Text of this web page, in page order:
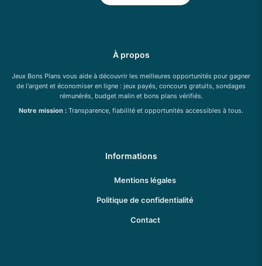
À propos
Jeux Bons Plans vous aide à découvrir les meilleures opportunités pour gagner
de l'argent et économiser en ligne : jeux payés, concours gratuits, sondages
rémunérés, budget malin et bons plans vérifiés.
Notre mission : Transparence, fiabilité et opportunités accessibles à tous.
Informations
Mentions légales
Politique de confidentialité
Contact